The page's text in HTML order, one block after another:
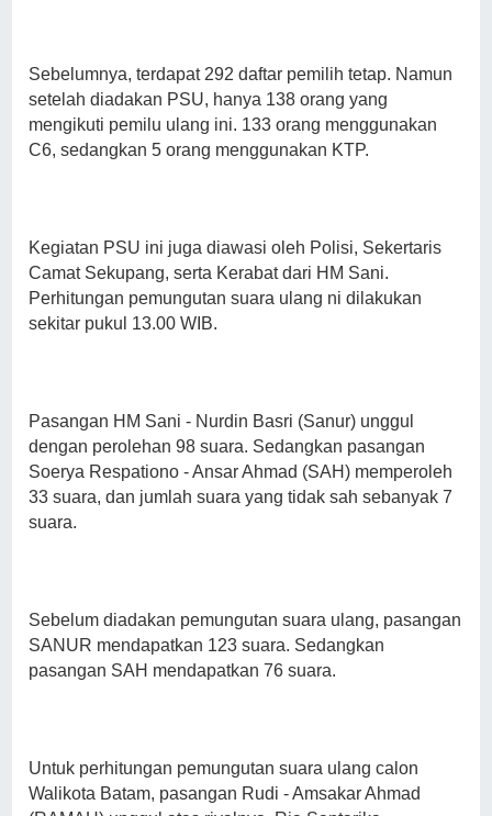
Sebelumnya, terdapat 292 daftar pemilih tetap. Namun
setelah diadakan PSU, hanya 138 orang yang
mengikuti pemilu ulang ini. 133 orang menggunakan
C6, sedangkan 5 orang menggunakan KTP.
Kegiatan PSU ini juga diawasi oleh Polisi, Sekertaris
Camat Sekupang, serta Kerabat dari HM Sani.
Perhitungan pemungutan suara ulang ni dilakukan
sekitar pukul 13.00 WIB.
Pasangan HM Sani - Nurdin Basri (Sanur) unggul
dengan perolehan 98 suara. Sedangkan pasangan
Soerya Respationo - Ansar Ahmad (SAH) memperoleh
33 suara, dan jumlah suara yang tidak sah sebanyak 7
suara.
Sebelum diadakan pemungutan suara ulang, pasangan
SANUR mendapatkan 123 suara. Sedangkan
pasangan SAH mendapatkan 76 suara.
Untuk perhitungan pemungutan suara ulang calon
Walikota Batam, pasangan Rudi - Amsakar Ahmad